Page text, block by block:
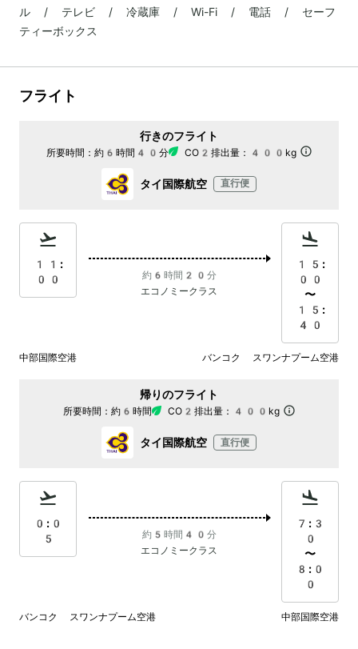
ル / テレビ / 冷蔵庫 / Wi-Fi / 電話 / セーフ
ティーボックス
フライト
行きのフライト
所要時間： 約6時間40分 CO2排出量： 400kg
タイ国際航空 直行便
11:
00
約6時間20分
エコノミークラス
15:
00
〜
15:
40
中部国際空港 バンコク スワンナプーム空港
帰りのフライト
所要時間： 約6時間 CO2排出量： 400kg
タイ国際航空 直行便
0:0
5
約5時間40分
エコノミークラス
7:3
0
〜
8:0
0
バンコク スワンナプーム空港 中部国際空港